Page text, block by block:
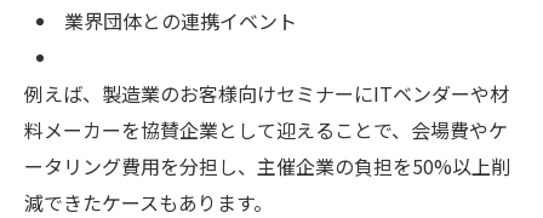
業界団体との連携イベント
例えば、製造業のお客様向けセミナーにITベンダーや材
料メーカーを協賛企業として迎えることで、会場費やケ
ータリング費用を分担し、主催企業の負担を50%以上削
減できたケースもあります。